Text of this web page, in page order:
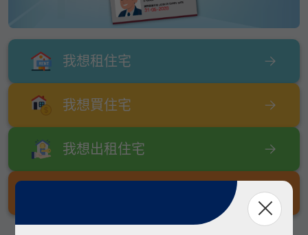
我想租住宅
我想買住宅
我想出租住宅